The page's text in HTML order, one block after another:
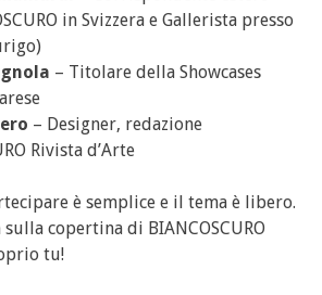
in Svizzera e Gallerista presso
– Titolare della Showcases
– Designer, redazione
Rivista d’Arte
è semplice e il tema è libero.
copertina di BIANCOSCURO
tu!